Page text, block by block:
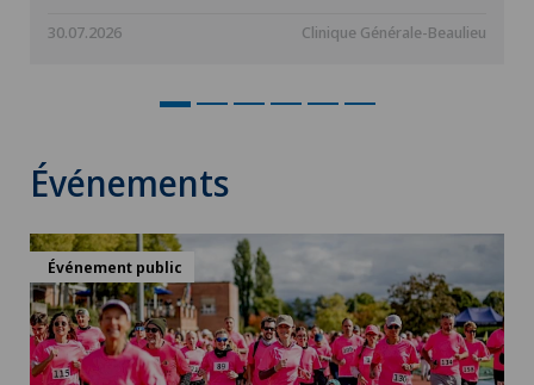
30.07.2026 Clinique Générale-Beaulieu
Événements
Événement public